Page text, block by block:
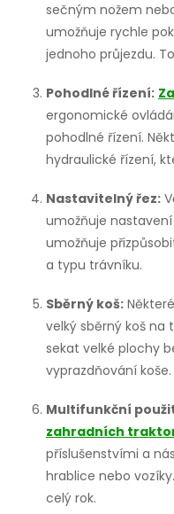
sečným nožem
umožňuje rychle
jednoho průjezdu.
Pohodlné řízení:
ergonomické
pohodlné řízení.
hydraulické řízení,
Nastavitelný řez:
umožňuje
umožňuje
a typu trávníku.
Sběrný koš: Některé
velký sběrný koš na
sekat velké plochy
vyprazdňování koše.
Multifunkční
zahradních
příslušenstvími a
hrablice nebo
celý rok.